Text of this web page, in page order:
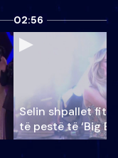
02:56
Selin shpallet
të pestë të ‘Big